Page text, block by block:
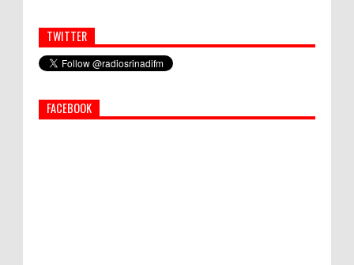
Simbol Persahabatan, RI Bangun Islamic Centre di
Afghanistan
PEMKAB KLUNGKUNG GELAR PASAR
TWITTER
FACEBOOK